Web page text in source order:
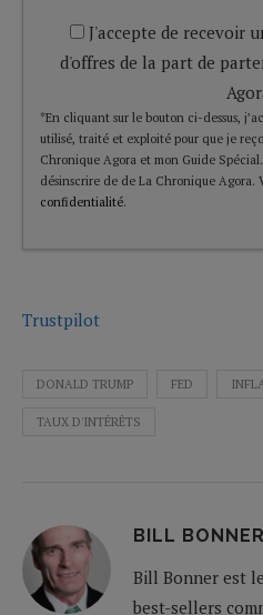
J'accepte de recevoir
d'offres de la part de
*En cliquant sur le bouton ci-dessus,
utilisé, traité et exploité pour que je
Chronique Agora et mon Guide
désinscrire de de La Chronique Agora.
confidentialité.
Trustpilot
DONALD TRUMP FED
TAUX D'INTÉRÊTS
BILL BONNER
Bill Bonner est
best-sellers